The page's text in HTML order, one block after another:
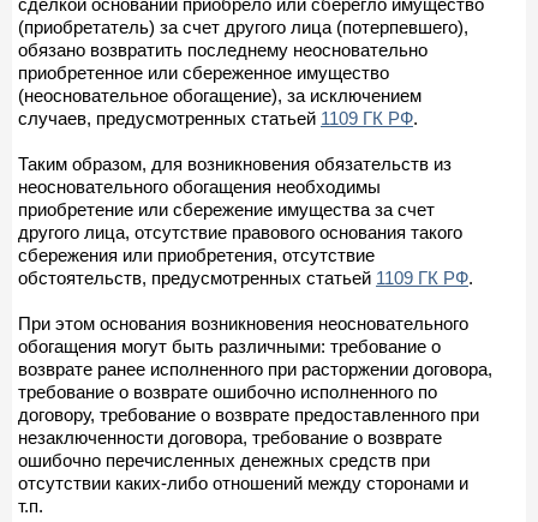
(приобретатель) за счет другого лица (потерпевшего),
обязано возвратить последнему неосновательно
приобретенное или сбереженное имущество
(неосновательное обогащение), за исключением
случаев, предусмотренных статьей 1109 ГК РФ.
Таким образом, для возникновения обязательств из
неосновательного обогащения необходимы
приобретение или сбережение имущества за счет
другого лица, отсутствие правового основания такого
сбережения или приобретения, отсутствие
обстоятельств, предусмотренных статьей 1109 ГК РФ.
При этом основания возникновения неосновательного
обогащения могут быть различными: требование о
возврате ранее исполненного при расторжении договора,
требование о возврате ошибочно исполненного по
договору, требование о возврате предоставленного при
незаключенности договора, требование о возврате
ошибочно перечисленных денежных средств при
отсутствии каких-либо отношений между сторонами и
т.п.